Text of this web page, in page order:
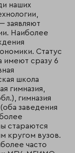
наших
заявляют
Наиболее
Статус
имеют сразу 6
школа
гимназия,
гимназия
заведения
стараются
кругом вузов.
часто